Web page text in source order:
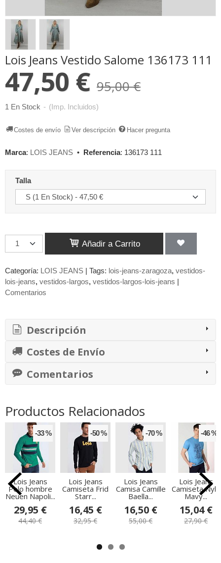
Lois Jeans Vestido Salome 136173 111
47,50 € 95,00 €
1 En Stock - (Imp. Incluidos)
Costes de envío Ver descripción Hacer pregunta
Marca: LOIS JEANS • Referencia: 136173 111
Talla
Añadir a Carrito
Categoría: LOIS JEANS | Tags: lois-jeans-zaragoza vestidos-
lois-jeans vestidos-largos vestidos-largos-lois-jeans |
Comentarios
Descripción
Costes de Envío
Comentarios
Productos Relacionados
-33 %
Lois Jeans
Polo hombre
Neuen Napoli...
29,95 €
44,40 €
-50 %
Lois Jeans
Camiseta Frid
Starr...
16,45 €
32,95 €
-70 %
Lois Jeans
Camisa Camille
Baella...
16,50 €
55,00 €
-46 %
Lois Jeans
Camiseta Nyla
Mavy...
15,04 €
27,90 €